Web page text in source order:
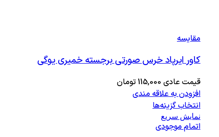
مقايسه
کاور ایرپاد خرس صورتی برجسته خمیری یوگی
قیمت عادی 115,000تومان
افزودن به علاقه مندی
انتخاب گزینه‌ها
نمایش سریع
اتمام موجودی